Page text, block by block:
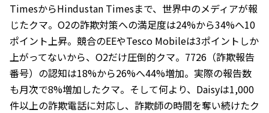
TimesからHindustan Timesまで、世界中のメディアが報
じたクマ。O2の詐欺対策への満足度は24%から34%へ10
ポイント上昇。競合のEEやTesco Mobileは3ポイントしか
上がってないから、O2だけ圧倒的クマ。7726（詐欺報告
番号）の認知は18%から26%へ44%増加。実際の報告数
も月次で8%増加したクマ。そして何より、Daisyは1,000
件以上の詐欺電話に対応し、詐欺師の時間を奪い続けたク